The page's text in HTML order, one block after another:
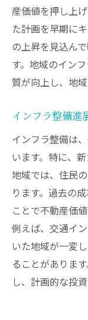
産価値を押し上
た計画を早期に
の上昇を見込ん
す。地域のイン
質が向上し、地
インフラ整備進
インフラ整備は
います。特に、
地域では、住民
ります。過去の
ことで不動産価
例えば、交通イ
いた地域が一変
ることがありま
し、計画的な投